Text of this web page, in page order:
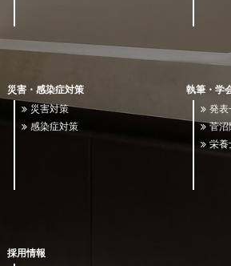
災害・感染症対策
災害対策
感染症対策
執筆・学
発表
菅沼
栄養
採用情報